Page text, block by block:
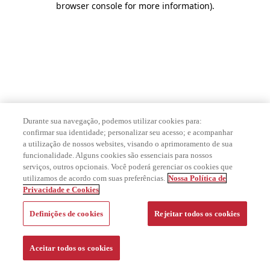
browser console for more information).
Durante sua navegação, podemos utilizar cookies para:
confirmar sua identidade; personalizar seu acesso; e acompanhar
a utilização de nossos websites, visando o aprimoramento de sua
funcionalidade. Alguns cookies são essenciais para nossos
serviços, outros opcionais. Você poderá gerenciar os cookies que
utilizamos de acordo com suas preferências. Nossa Política de
Privacidade e Cookies
Definições de cookies Rejeitar todos os cookies
Aceitar todos os cookies